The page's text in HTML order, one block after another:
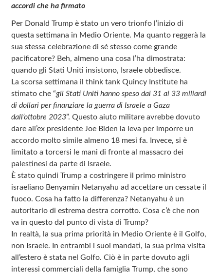
accordi che ha firmato
Per Donald Trump è stato un vero trionfo l’inizio di
questa settimana in Medio Oriente. Ma quanto reggerà la
sua stessa celebrazione di sé stesso come grande
pacificatore? Beh, almeno una cosa l’ha dimostrata:
quando gli Stati Uniti insistono, Israele obbedisce.
La scorsa settimana il think tank Quincy Institute ha
stimato che “gli Stati Uniti hanno speso dai 31 ai 33 miliardi
di dollari per finanziare la guerra di Israele a Gaza
dall’ottobre 2023”. Questo aiuto militare avrebbe dovuto
dare all’ex presidente Joe Biden la leva per imporre un
accordo molto simile almeno 18 mesi fa. Invece, si è
limitato a torcersi le mani di fronte al massacro dei
palestinesi da parte di Israele.
È stato quindi Trump a costringere il primo ministro
israeliano Benyamin Netanyahu ad accettare un cessate il
fuoco. Cosa ha fatto la differenza? Netanyahu è un
autoritario di estrema destra corrotto. Cosa c’è che non
va in questo dal punto di vista di Trump?
In realtà, la sua prima priorità in Medio Oriente è il Golfo,
non Israele. In entrambi i suoi mandati, la sua prima visita
all’estero è stata nel Golfo. Ciò è in parte dovuto agli
interessi commerciali della famiglia Trump, che sono